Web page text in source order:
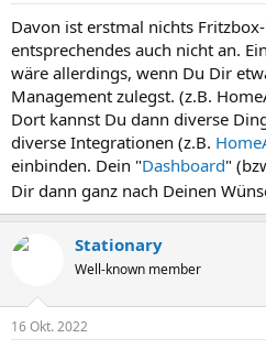
Davon ist erstmal nichts
entsprechendes auch nicht an.
wäre allerdings, wenn Du Dir
Management zulegst. (z.B.
Dort kannst Du dann diverse
diverse Integrationen (z.B.
einbinden. Dein "Dashboard"
Dir dann ganz nach Deinen
Stationary
Well-known member
16 Okt. 2022